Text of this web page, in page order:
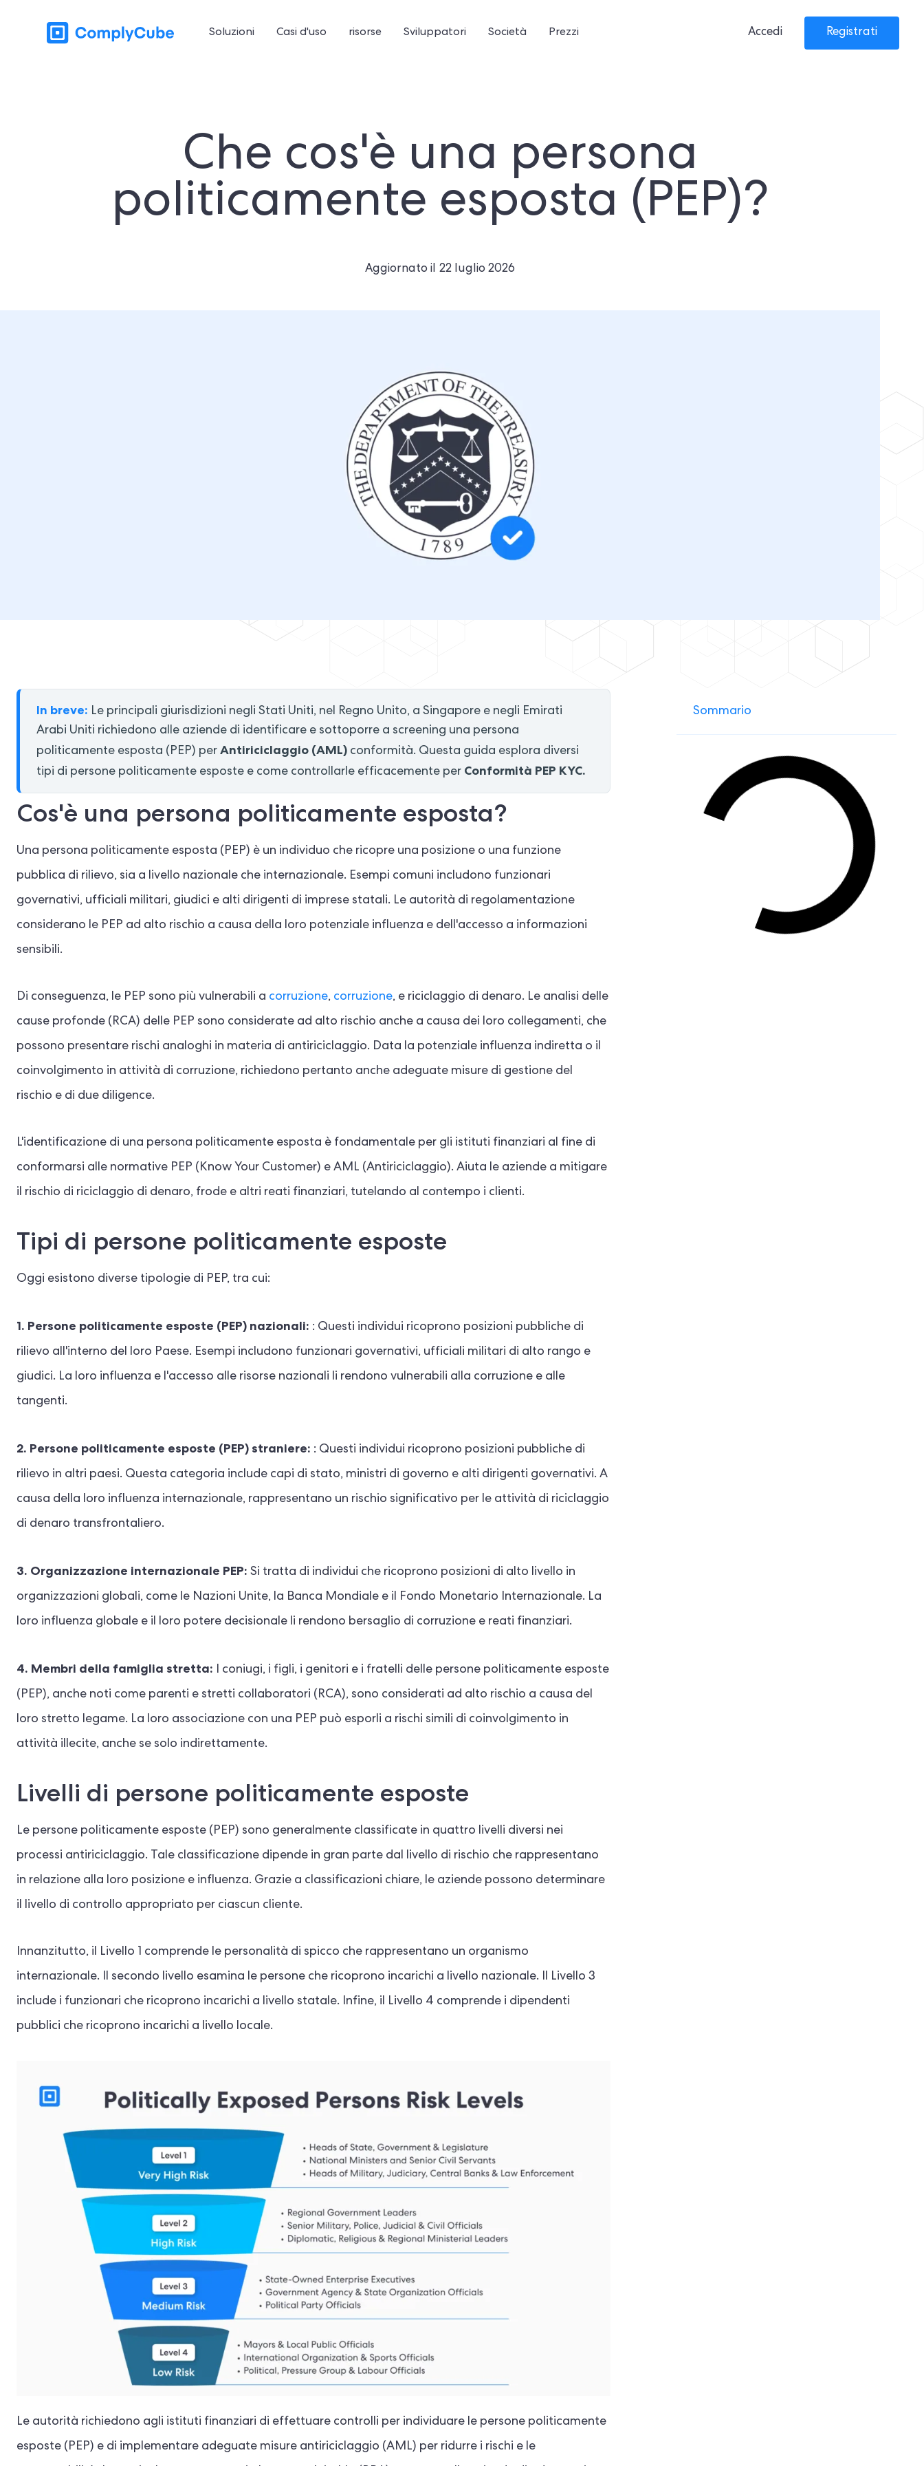
Soluzioni Casi d'uso risorse Sviluppatori Società Prezzi Accedi Registrati
Che cos'è una persona
politicamente esposta (PEP)?
Aggiornato il 22 luglio 2026
In breve: Le principali giurisdizioni negli Stati Uniti, nel Regno Unito, a Singapore e negli Emirati
Arabi Uniti richiedono alle aziende di identificare e sottoporre a screening una persona
politicamente esposta (PEP) per Antiriciclaggio (AML) conformità. Questa guida esplora diversi
tipi di persone politicamente esposte e come controllarle efficacemente per Conformità PEP KYC.
Cos'è una persona politicamente esposta?
Una persona politicamente esposta (PEP) è un individuo che ricopre una posizione o una funzione
pubblica di rilievo, sia a livello nazionale che internazionale. Esempi comuni includono funzionari
governativi, ufficiali militari, giudici e alti dirigenti di imprese statali. Le autorità di regolamentazione
considerano le PEP ad alto rischio a causa della loro potenziale influenza e dell'accesso a informazioni
sensibili.
Di conseguenza, le PEP sono più vulnerabili a corruzione, corruzione, e riciclaggio di denaro. Le analisi delle
cause profonde (RCA) delle PEP sono considerate ad alto rischio anche a causa dei loro collegamenti, che
possono presentare rischi analoghi in materia di antiriciclaggio. Data la potenziale influenza indiretta o il
coinvolgimento in attività di corruzione, richiedono pertanto anche adeguate misure di gestione del
rischio e di due diligence.
L'identificazione di una persona politicamente esposta è fondamentale per gli istituti finanziari al fine di
conformarsi alle normative PEP (Know Your Customer) e AML (Antiriciclaggio). Aiuta le aziende a mitigare
il rischio di riciclaggio di denaro, frode e altri reati finanziari, tutelando al contempo i clienti.
Tipi di persone politicamente esposte
Oggi esistono diverse tipologie di PEP, tra cui:
1. Persone politicamente esposte (PEP) nazionali: : Questi individui ricoprono posizioni pubbliche di
rilievo all'interno del loro Paese. Esempi includono funzionari governativi, ufficiali militari di alto rango e
giudici. La loro influenza e l'accesso alle risorse nazionali li rendono vulnerabili alla corruzione e alle
tangenti.
2. Persone politicamente esposte (PEP) straniere: : Questi individui ricoprono posizioni pubbliche di
rilievo in altri paesi. Questa categoria include capi di stato, ministri di governo e alti dirigenti governativi. A
causa della loro influenza internazionale, rappresentano un rischio significativo per le attività di riciclaggio
di denaro transfrontaliero.
3. Organizzazione internazionale PEP: Si tratta di individui che ricoprono posizioni di alto livello in
organizzazioni globali, come le Nazioni Unite, la Banca Mondiale e il Fondo Monetario Internazionale. La
loro influenza globale e il loro potere decisionale li rendono bersaglio di corruzione e reati finanziari.
4. Membri della famiglia stretta: I coniugi, i figli, i genitori e i fratelli delle persone politicamente esposte
(PEP), anche noti come parenti e stretti collaboratori (RCA), sono considerati ad alto rischio a causa del
loro stretto legame. La loro associazione con una PEP può esporli a rischi simili di coinvolgimento in
attività illecite, anche se solo indirettamente.
Livelli di persone politicamente esposte
Le persone politicamente esposte (PEP) sono generalmente classificate in quattro livelli diversi nei
processi antiriciclaggio. Tale classificazione dipende in gran parte dal livello di rischio che rappresentano
in relazione alla loro posizione e influenza. Grazie a classificazioni chiare, le aziende possono determinare
il livello di controllo appropriato per ciascun cliente.
Innanzitutto, il Livello 1 comprende le personalità di spicco che rappresentano un organismo
internazionale. Il secondo livello esamina le persone che ricoprono incarichi a livello nazionale. Il Livello 3
include i funzionari che ricoprono incarichi a livello statale. Infine, il Livello 4 comprende i dipendenti
pubblici che ricoprono incarichi a livello locale.
Le autorità richiedono agli istituti finanziari di effettuare controlli per individuare le persone politicamente
esposte (PEP) e di implementare adeguate misure antiriciclaggio (AML) per ridurre i rischi e le
Sommario